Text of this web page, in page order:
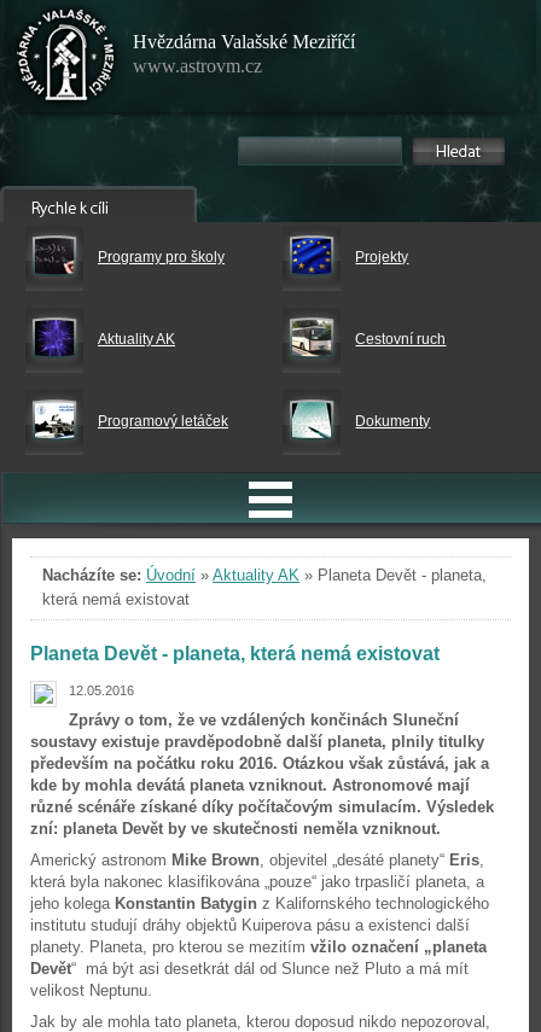
Hvězdárna Valašské Meziříčí
www.astrovm.cz
Programy pro školy Projekty
Aktuality AK Cestovní ruch
Programový letáček Dokumenty
Nacházíte se: Úvodní » Aktuality AK » Planeta Devět - planeta,
která nemá existovat
Planeta Devět - planeta, která nemá existovat
12.05.2016
Zprávy o tom, že ve vzdálených končinách Sluneční
soustavy existuje pravděpodobně další planeta, plnily titulky
především na počátku roku 2016. Otázkou však zůstává, jak a
kde by mohla devátá planeta vzniknout. Astronomové mají
různé scénáře získané díky počítačovým simulacím. Výsledek
zní: planeta Devět by ve skutečnosti neměla vzniknout.
Americký astronom Mike Brown, objevitel „desáté planety“ Eris,
která byla nakonec klasifikována „pouze“ jako trpasličí planeta, a
jeho kolega Konstantin Batygin z Kalifornského technologického
institutu studují dráhy objektů Kuiperova pásu a existenci další
planety. Planeta, pro kterou se mezitím vžilo označení „planeta
Devět“ má být asi desetkrát dál od Slunce než Pluto a má mít
velikost Neptunu.
Jak by ale mohla tato planeta, kterou doposud nikdo nepozoroval,